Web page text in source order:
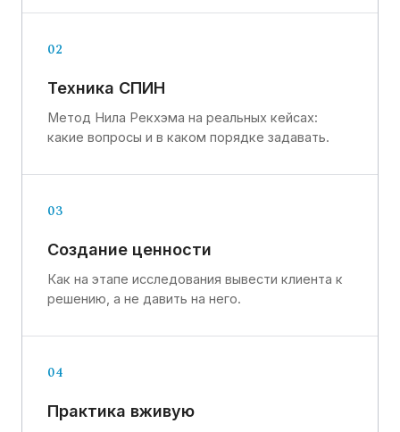
02
Техника СПИН
Метод Нила Рекхэма на реальных кейсах:
какие вопросы и в каком порядке задавать.
03
Создание ценности
Как на этапе исследования вывести клиента к
решению, а не давить на него.
04
Практика вживую